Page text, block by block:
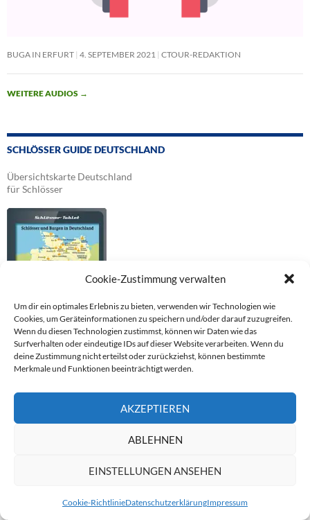
Cookie-Zustimmung verwalten
Um dir ein optimales Erlebnis zu bieten, verwenden wir Technologien wie
Cookies, um Geräteinformationen zu speichern und/oder darauf zuzugreifen.
Wenn du diesen Technologien zustimmst, können wir Daten wie das
Surfverhalten oder eindeutige IDs auf dieser Website verarbeiten. Wenn du
deine Zustimmung nicht erteilst oder zurückziehst, können bestimmte
Merkmale und Funktionen beeinträchtigt werden.
AKZEPTIEREN
ABLEHNEN
EINSTELLUNGEN ANSEHEN
Cookie-RichtlinieDatenschutzerklärungImpressum
BUGA IN ERFURT 4. SEPTEMBER 2021 CTOUR-REDAKTION
WEITERE AUDIOS →
SCHLÖSSER GUIDE DEUTSCHLAND
Übersichtskarte Deutschland
für Schlösser
DEUTSCHLANDKARTE SCHLÖSSER